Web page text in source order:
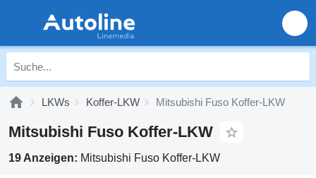
LKWs Koffer-LKW Mitsubishi Fuso Koffer-LKW
Mitsubishi Fuso Koffer-LKW
19 Anzeigen: Mitsubishi Fuso Koffer-LKW